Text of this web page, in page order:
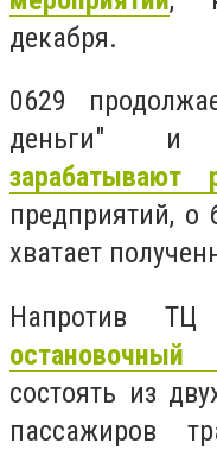
декабря.
0629
деньги" и
зарабатывают
предприятий, о
хватает
Напротив
остановочный
состоять из
пассажиров